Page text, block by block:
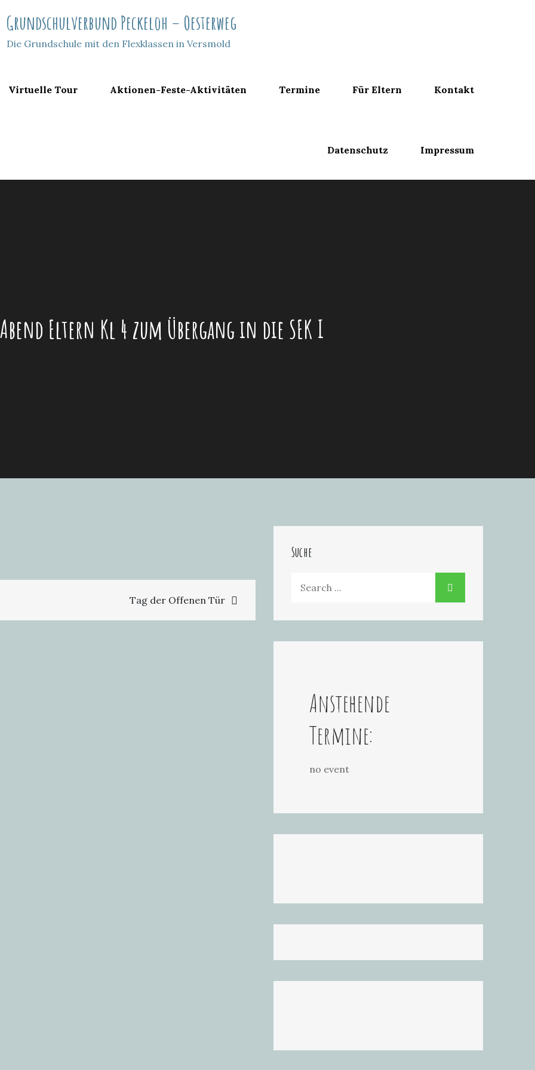
Grundschulverbund Peckeloh – Oesterweg
Die Grundschule mit den Flexklassen in Versmold
Virtuelle Tour Aktionen-Feste-Aktivitäten Termine Für Eltern Kontakt
Datenschutz Impressum
Eltern Kl 4 zum Übergang in die SEK I
Tag der Offenen Tür
Suche
Anstehende
Termine:
no event